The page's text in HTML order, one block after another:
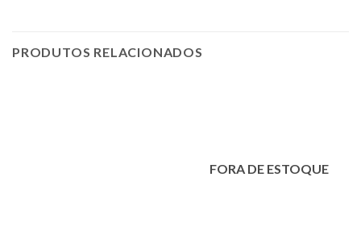
PRODUTOS RELACIONADOS
FORA DE ESTOQUE